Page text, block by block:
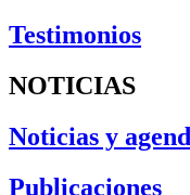
Testimonios
NOTICIAS
Noticias y
Publicaciones